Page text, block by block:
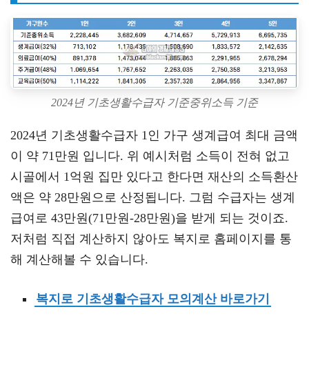
2024년 기초생활수급자 기준중위소득 기준
2024년 기초생활수급자 1인 가구 생계급여 최대 금액
이 약 71만원 입니다. 위 예시처럼 소득이 전혀 없고
시골에서 1억원 집만 있다고 한다면 재산의 소득환산
액은 약 28만원으로 산정됩니다. 그럼 수급자는 생계
급여로 43만원(71만원-28만원)을 받게 되는 것이죠.
저처럼 직접 계산하지 않아도 복지로 홈페이지를 통
해 계산해볼 수 있습니다.
복지로 기초생활수급자 모의계산 바로가기